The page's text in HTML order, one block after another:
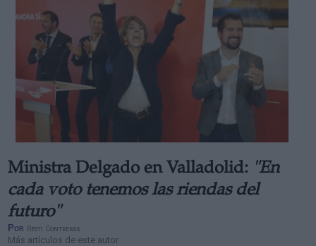
Ministra Delgado en Valladolid: "En
cada voto tenemos las riendas del
futuro"
Por Resti Contreras
Más artículos de este autor